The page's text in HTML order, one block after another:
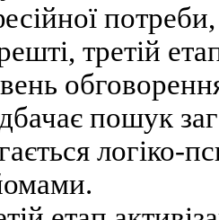
третій
пошук
логіко-